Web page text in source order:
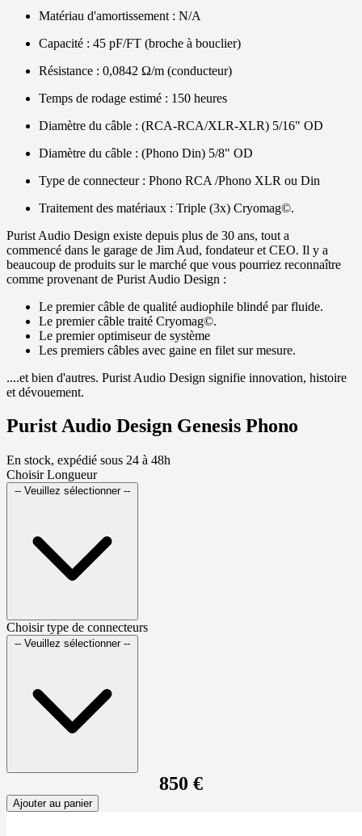
Matériau d'amortissement : N/A
Capacité : 45 pF/FT (broche à bouclier)
Résistance : 0,0842 Ω/m (conducteur)
Temps de rodage estimé : 150 heures
Diamètre du câble : (RCA-RCA/XLR-XLR) 5/16" OD
Diamètre du câble : (Phono Din) 5/8" OD
Type de connecteur : Phono RCA /Phono XLR ou Din
Traitement des matériaux : Triple (3x) Cryomag©.
Purist Audio Design existe depuis plus de 30 ans, tout a
commencé dans le garage de Jim Aud, fondateur et CEO. Il y a
beaucoup de produits sur le marché que vous pourriez reconnaître
comme provenant de Purist Audio Design :
Le premier câble de qualité audiophile blindé par fluide.
Le premier câble traité Cryomag©.
Le premier optimiseur de système
Les premiers câbles avec gaine en filet sur mesure.
....et bien d'autres. Purist Audio Design signifie innovation, histoire
et dévouement.
Purist Audio Design Genesis Phono
En stock, expédié sous 24 à 48h
Choisir Longueur
-- Veuillez sélectionner --
Choisir type de connecteurs
-- Veuillez sélectionner --
850 €
Ajouter au panier